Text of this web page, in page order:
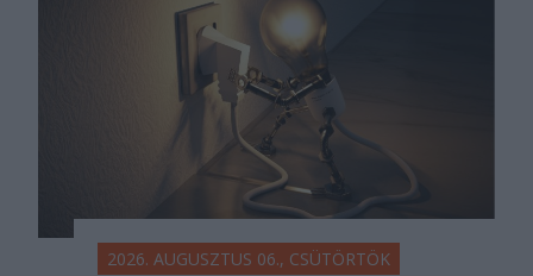
2026. AUGUSZTUS 06., CSÜTÖRTÖK